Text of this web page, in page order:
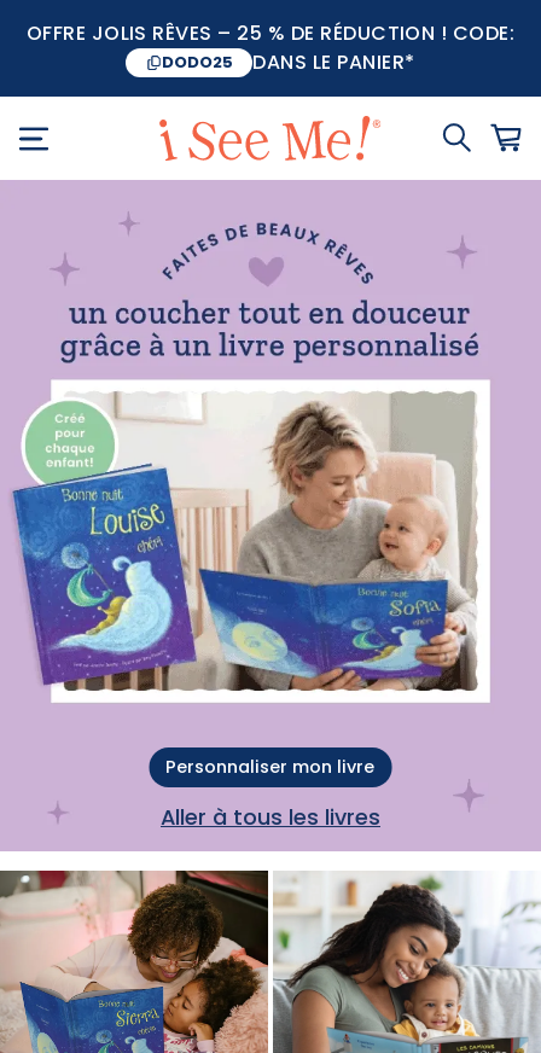
OFFRE JOLIS RÊVES – 25 % DE RÉDUCTION ! CODE:
DODO25 DANS LE PANIER*
Personnaliser mon livre
Aller à tous les livres